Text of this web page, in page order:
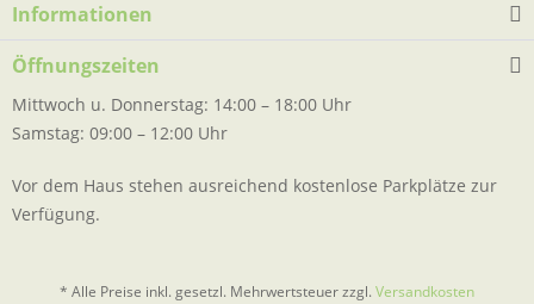
Informationen
Öffnungszeiten
Mittwoch u. Donnerstag: 14:00 – 18:00 Uhr
Samstag: 09:00 – 12:00 Uhr
Vor dem Haus stehen ausreichend kostenlose Parkplätze zur
Verfügung.
* Alle Preise inkl. gesetzl. Mehrwertsteuer zzgl. Versandkosten